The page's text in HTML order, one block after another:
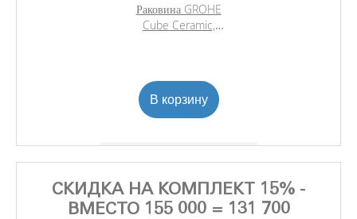
Раковина GROHE
Cube Ceramic,
В корзину
СКИДКА НА КОМПЛЕКТ 15% -
ВМЕСТО 155 000 = 131 700